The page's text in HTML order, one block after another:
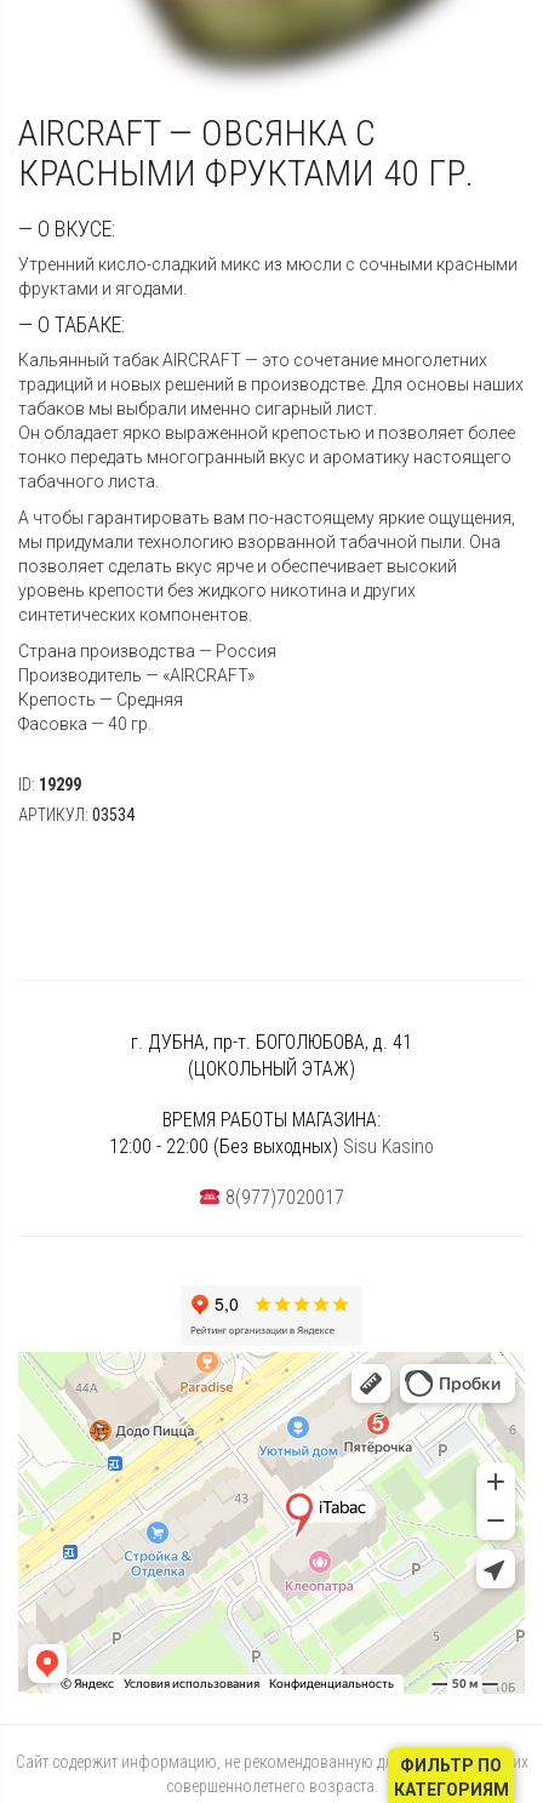
AIRCRAFT — ОВСЯНКА С
КРАСНЫМИ ФРУКТАМИ 40 ГР.
— О ВКУСЕ:
Утренний кисло-сладкий микс из мюсли с сочными красными
фруктами и ягодами.
— О ТАБАКЕ:
Кальянный табак AIRCRAFT — это сочетание многолетних
традиций и новых решений в производстве. Для основы наших
табаков мы выбрали именно сигарный лист.
Он обладает ярко выраженной крепостью и позволяет более
тонко передать многогранный вкус и ароматику настоящего
табачного листа.
А чтобы гарантировать вам по-настоящему яркие ощущения,
мы придумали технологию взорванной табачной пыли. Она
позволяет сделать вкус ярче и обеспечивает высокий
уровень крепости без жидкого никотина и других
синтетических компонентов.
Страна производства — Россия
Производитель — «AIRCRAFT»
Крепость — Средняя
Фасовка — 40 гр.
ID: 19299
АРТИКУЛ: 03534
г. ДУБНА, пр-т. БОГОЛЮБОВА, д. 41
(ЦОКОЛЬНЫЙ ЭТАЖ)
ВРЕМЯ РАБОТЫ МАГАЗИНА:
12:00 - 22:00 (Без выходных) Sisu Kasino
8(977)7020017
Сайт содержит информацию, не рекомендованную для лиц, не достигших
совершеннолетнего возраста.
ФИЛЬТР ПО
КАТЕГОРИЯМ